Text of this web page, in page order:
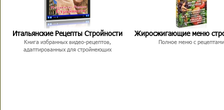
Итальянские Рецепты Стройности
Книга избранных видео-рецептов,
адаптированных для стройнеющих
Жиросжигающие меню
Полное меню с рецептами